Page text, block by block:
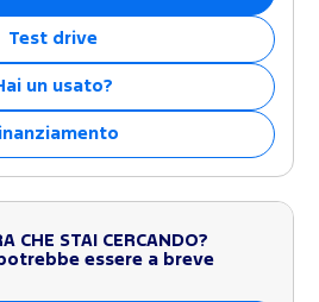
Test drive
un usato?
CHE STAI CERCANDO?
essere a breve